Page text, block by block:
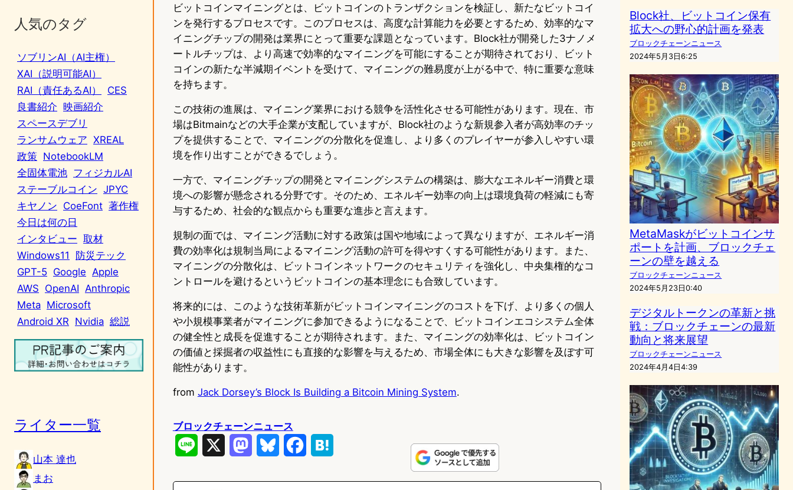
人気のタグ
ソブリンAI（AI主権）
XAI（説明可能AI）
RAI（責任あるAI）
CES
良書紹介 映画紹介
スペースデブリ
ランサムウェア XREAL
政策 NotebookLM
全固体電池 フィジカルAI
ステーブルコイン JPYC
キヤノン CoeFont 著作権
今日は何の日
インタビュー 取材
Windows11
防災テック
GPT-5 Google Apple
AWS OpenAI Anthropic
Meta Microsoft
Android XR Nvidia 総説
ライター一覧
山本 達也
まお
ビットコインマイニングとは、ビットコインのトランザクションを検証し、新たなビットコイ
ンを発行するプロセスです。このプロセスは、高度な計算能力を必要とするため、効率的なマ
イニングチップの開発は業界にとって重要な課題となっています。Block社が開発した3ナノメ
ートルチップは、より高速で効率的なマイニングを可能にすることが期待されており、ビット
コインの新たな半減期イベントを受けて、マイニングの難易度が上がる中で、特に重要な意味
を持ちます。
この技術の進展は、マイニング業界における競争を活性化させる可能性があります。現在、市
場はBitmainなどの大手企業が支配していますが、Block社のような新規参入者が高効率のチッ
プを提供することで、マイニングの分散化を促進し、より多くのプレイヤーが参入しやすい環
境を作り出すことができるでしょう。
一方で、マイニングチップの開発とマイニングシステムの構築は、膨大なエネルギー消費と環
境への影響が懸念される分野です。そのため、エネルギー効率の向上は環境負荷の軽減にも寄
与するため、社会的な観点からも重要な進歩と言えます。
規制の面では、マイニング活動に対する政策は国や地域によって異なりますが、エネルギー消
費の効率化は規制当局によるマイニング活動の許可を得やすくする可能性があります。また、
マイニングの分散化は、ビットコインネットワークのセキュリティを強化し、中央集権的なコ
ントロールを避けるというビットコインの基本理念にも合致しています。
将来的には、このような技術革新がビットコインマイニングのコストを下げ、より多くの個人
や小規模事業者がマイニングに参加できるようになることで、ビットコインエコシステム全体
の健全性と成長を促進することが期待されます。また、マイニングの効率化は、ビットコイン
の価値と採掘者の収益性にも直接的な影響を与えるため、市場全体にも大きな影響を及ぼす可
能性があります。
from Jack Dorsey’s Block Is Building a Bitcoin Mining System.
ブロックチェーンニュース
Block社、ビットコイン保有
拡大への野心的計画を発表
ブロックチェーンニュース
2024年5月3日6:25
MetaMaskがビットコインサ
ポートを計画、ブロックチェ
ーンの壁を越える
ブロックチェーンニュース
2024年5月23日0:40
デジタルトークンの革新と挑
戦：ブロックチェーンの最新
動向と将来展望
ブロックチェーンニュース
2024年4月4日4:39